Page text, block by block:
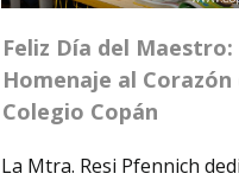
Feliz Día del Maestro:
Homenaje al Corazón
Colegio Copán
La Mtra. Resi Pfennich